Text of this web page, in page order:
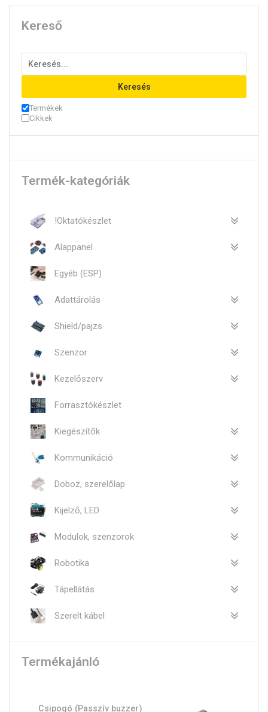
Kereső
Keresés
Termékek
Cikkek
Termék-kategóriák
!Oktatókészlet
Alappanel
Egyéb (ESP)
Adattárolás
Shield/pajzs
Szenzor
Kezelőszerv
Forrasztókészlet
Kiegészítők
Kommunikáció
Doboz, szerelőlap
Kijelző, LED
Modulok, szenzorok
Robotika
Tápellátás
Szerelt kábel
Termékajánló
Csipogó (Passzív buzzer)